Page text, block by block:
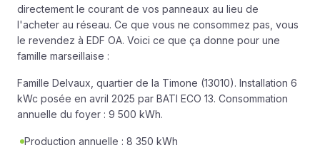
directement le courant de vos panneaux au lieu de
l'acheter au réseau. Ce que vous ne consommez pas, vous
le revendez à EDF OA. Voici ce que ça donne pour une
famille marseillaise :
Famille Delvaux, quartier de la Timone (13010). Installation 6
kWc posée en avril 2025 par BATI ECO 13. Consommation
annuelle du foyer : 9 500 kWh.
Production annuelle : 8 350 kWh